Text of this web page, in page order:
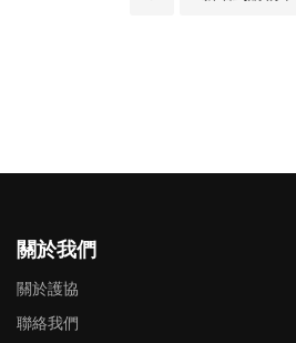
關於我們
關於護協
聯絡我們